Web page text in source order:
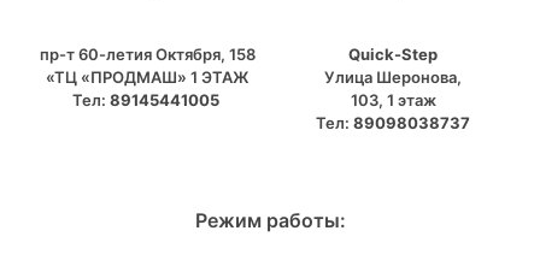
пр-т 60-летия Октября, 158
«ТЦ «ПРОДМАШ» 1 ЭТАЖ
Тел: 89145441005
Quick-Step
​Улица Шеронова,
103, ​1 этаж
Тел: 89098038737
Режим работы: